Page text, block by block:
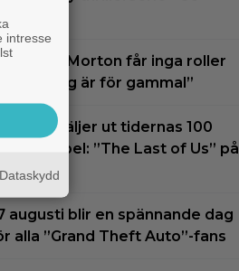
här
Morton får inga roller
”Jag är för gammal”
väljer ut tidernas 100
tv-spel: ”The Last of Us” på
2
augusti blir en spännande dag
alla ”Grand Theft Auto”-fans
intresse
Dataskydd